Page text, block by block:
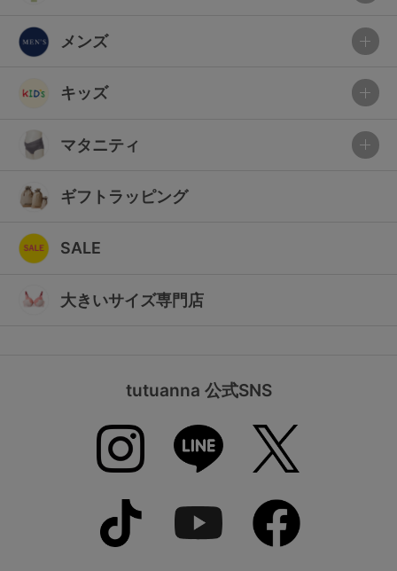
メンズ
キッズ
マタニティ
ギフトラッピング
SALE
大きいサイズ専門店
tutuanna 公式SNS